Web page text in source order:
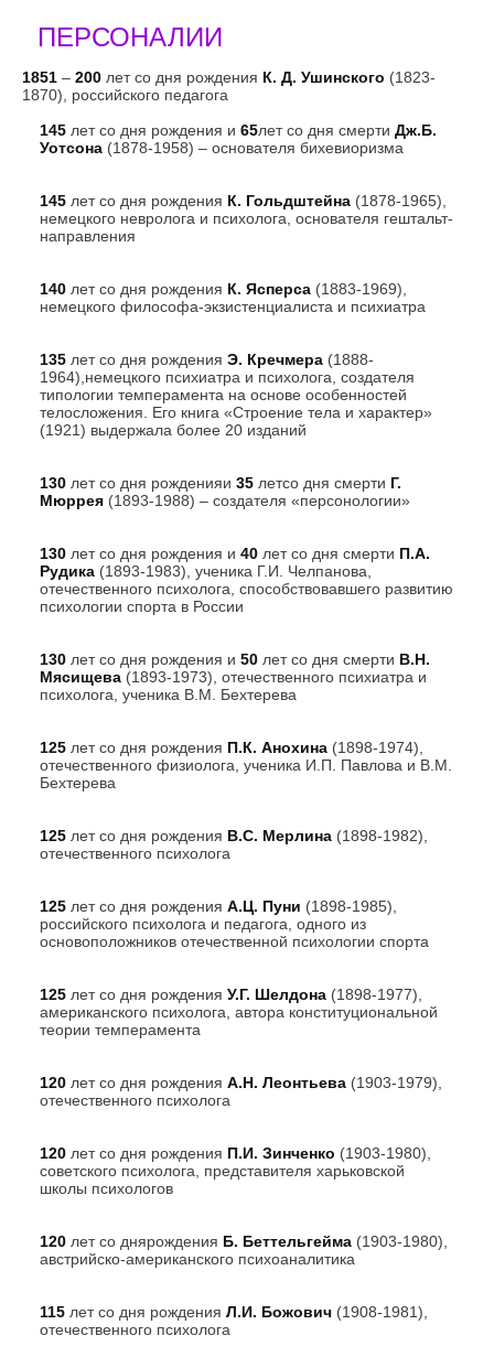
ПЕРСОНАЛИИ
1851 – 200 лет со дня рождения К. Д. Ушинского (1823-
1870), российского педагога
145лет со дня рождения и 65лет со дня смерти Дж.Б.
Уотсона(1878-1958) – основателя бихевиоризма
145лет со дня рождения К. Гольдштейна(1878-1965),
немецкого невролога и психолога, основателя гештальт-
направления
140лет со дня рождения К. Ясперса(1883-1969),
немецкого философа-экзистенциалиста и психиатра
135 лет со дня рождения Э. Кречмера(1888-
1964),немецкого психиатра и психолога, создателя
типологии темперамента на основе особенностей
телосложения. Его книга «Строение тела и характер»
(1921) выдержала более 20 изданий
130 лет со дня рожденияи 35летсо дня смерти Г.
Мюррея(1893-1988) – создателя «персонологии»
130 лет со дня рождения и 40лет со дня смерти П.А.
Рудика(1893-1983), ученика Г.И. Челпанова,
отечественного психолога, способствовавшего развитию
психологии спорта в России
130 лет со дня рождения и 50лет со дня смерти В.Н.
Мясищева(1893-1973), отечественного психиатра и
психолога, ученика В.М. Бехтерева
125 лет со дня рождения П.К. Анохина(1898-1974),
отечественного физиолога, ученика И.П. Павлова и В.М.
Бехтерева
125лет со дня рождения В.С. Мерлина(1898-1982),
отечественного психолога
125 лет со дня рождения А.Ц. Пуни (1898-1985),
российского психолога и педагога, одного из
основоположников отечественной психологии спорта
125 лет со дня рождения У.Г. Шелдона(1898-1977),
американского психолога, автора конституциональной
теории темперамента
120 лет со дня рождения А.Н. Леонтьева(1903-1979),
отечественного психолога
120 лет со дня рождения П.И. Зинченко (1903-1980),
советского психолога, представителя харьковской
школы психологов
120 лет со днярождения Б. Беттельгейма(1903-1980),
австрийско-американского психоаналитика
115 лет со дня рождения Л.И. Божович(1908-1981),
отечественного психолога